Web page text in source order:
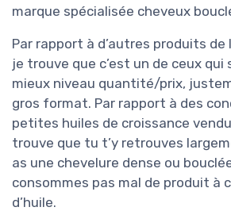
marque spécialisée cheveux
Par rapport à d’autres produits de
je trouve que c’est un de ceux qui
mieux niveau quantité/prix,
gros format. Par rapport à des
petites huiles de croissance
trouve que tu t’y retrouves
as une chevelure dense ou
consommes pas mal de produit à
d’huile.